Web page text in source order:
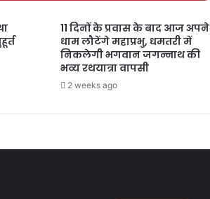
11 दिनों के प्रवास के बाद आज अपने
धाम लौटेंगे महाप्रभु, धमतरी में
निकलेगी भगवान जगन्नाथ की
भव्य रथयात्रा वापसी
2 weeks ago